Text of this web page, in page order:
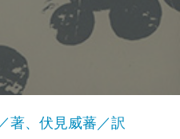
著、伏見威蕃／訳